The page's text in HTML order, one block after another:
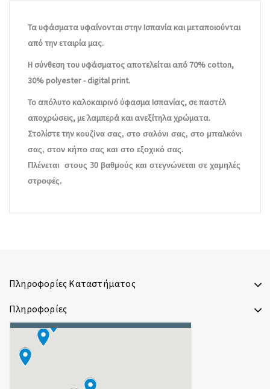
Τα υφάσματα υφαίνονται στην Ισπανία και μεταποιούνται
από την εταιρία μας.
Η σύνθεση του υφάσματος αποτελείται από 70% cotton,
30% polyester - digital print.
Το απόλυτο καλοκαιρινό ύφασμα Ισπανίας, σε παστέλ
αποχρώσεις, με λαμπερά και ανεξίτηλα χρώματα.
Στολίστε την κουζίνα σας, στο σαλόνι σας, στο μπαλκόνι
σας, στον κήπο σας και στο εξοχικό σας.
Πλένεται στους 30 βαθμούς και στεγνώνεται σε χαμηλές
στροφές.
Πληροφορίες Καταστήματος
Πληροφορίες